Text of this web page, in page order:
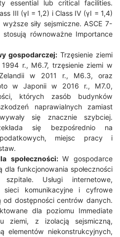
essential lub critical facilities.
III (γI = 1,2) i Class IV (γI = 1,4)
siły sejsmiczne. ASCE 7-
równoważne Importance
gospodarczej:Trzęsienie ziemi
r., M6.7, trzęsienie ziemi w
w 2011 r., M6.3, oraz
w Japonii w 2016 r., M7.0,
których zasób budynków
naprawialnych zamiast
się znacznie szybciej.
się bezpośrednio na
miejsc pracy i
społeczności:W gospodarce
funkcjonowania społeczności
Usługi internetowe,
sieci komunikacyjne i cyfrowe
od dostępności centrów danych.
dla poziomu Immediate
ziemi, z izolacją sejsmiczną,
elementów niekonstrukcyjnych,